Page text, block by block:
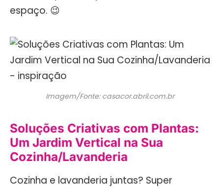
espaço. 😉
Imagem/Fonte: casacor.abril.com.br
Soluções Criativas com Plantas:
Um Jardim Vertical na Sua
Cozinha/Lavanderia
Cozinha e lavanderia juntas? Super